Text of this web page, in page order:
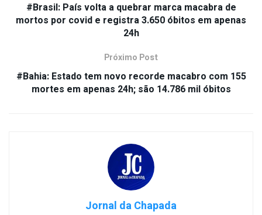
#Brasil: País volta a quebrar marca macabra de
mortos por covid e registra 3.650 óbitos em apenas
24h
Próximo Post
#Bahia: Estado tem novo recorde macabro com 155
mortes em apenas 24h; são 14.786 mil óbitos
Jornal da Chapada